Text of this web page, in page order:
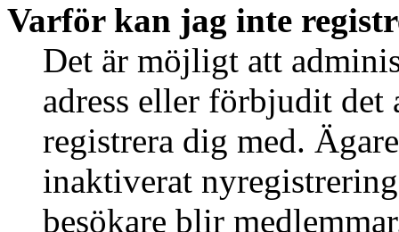
Varför kan jag inte
Det är möjligt att
adress eller förbjudit det
registrera dig med.
inaktiverat
besökare blir